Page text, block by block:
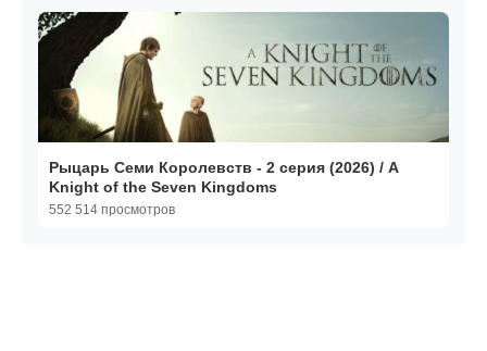
Рыцарь Семи Королевств - 2 серия (2026) / A
Knight of the Seven Kingdoms
552 514 просмотров